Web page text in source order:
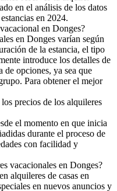
en el análisis de los datos
en 2024.
en Donges?
en Donges varían según
de la estancia, el tipo
introduce los detalles de
de opciones, ya sea que
Para obtener el mejor
precios de los alquileres
el momento en que inicia
durante el proceso de
con facilidad y
vacacionales en Donges?
alquileres de casas en
en nuevos anuncios y